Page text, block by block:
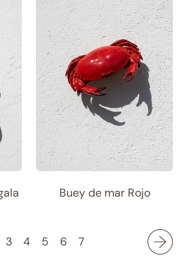
Buey de mar Rojo
3 4 5 6 7